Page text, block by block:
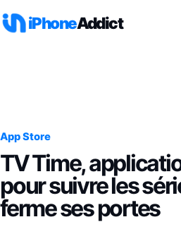
iPhoneAddict
App Store
TV Time,
pour suivre les
ferme ses portes